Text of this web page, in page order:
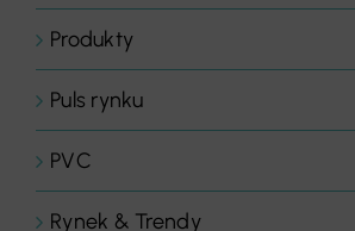
Produkty
Puls rynku
PVC
Rynek & Trendy